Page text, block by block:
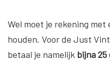
Wel moet je rekening
houden. Voor de Just
betaal je namelijk bijna 25